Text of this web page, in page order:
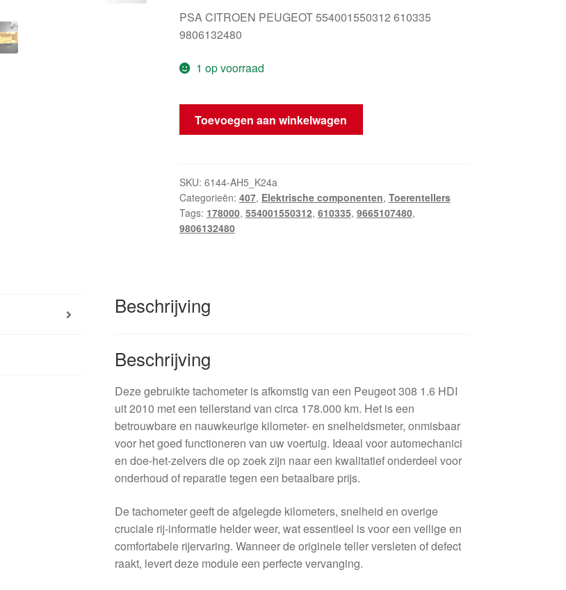
PSA CITROEN PEUGEOT 554001550312 610335
9806132480
1 op voorraad
Tachometer
Peugeot
km
9665107480
610335
hoeveelheid
Toevoegen aan winkelwagen
SKU: 6144-AH5_K24a
Categorieën: 407, Elektrische componenten, Toerentellers
Tags: 178000, 554001550312, 610335, 9665107480,
9806132480
Beschrijving
Beschrijving
Deze gebruikte tachometer is afkomstig van een Peugeot 308 1.6 HDI
uit 2010 met een tellerstand van circa 178.000 km. Het is een
betrouwbare en nauwkeurige kilometer- en snelheidsmeter, onmisbaar
voor het goed functioneren van uw voertuig. Ideaal voor automechanici
en doe-het-zelvers die op zoek zijn naar een kwalitatief onderdeel voor
onderhoud of reparatie tegen een betaalbare prijs.
De tachometer geeft de afgelegde kilometers, snelheid en overige
cruciale rij-informatie helder weer, wat essentieel is voor een veilige en
comfortabele rijervaring. Wanneer de originele teller versleten of defect
raakt, levert deze module een perfecte vervanging.